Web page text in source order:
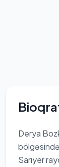
Derya
Sarıyer